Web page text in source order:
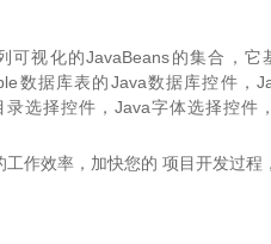
可视化的JavaBeans的集合，
数据库表的Java数据库控件，
选择控件，Java字体选择控件
作效率，加快您的 项目开发过程